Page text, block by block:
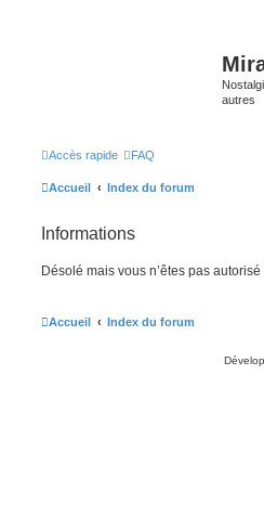
autres
Accès rapide FAQ
Accueil Index du forum
Informations
Désolé mais vous n’êtes pas
Accueil Index du forum